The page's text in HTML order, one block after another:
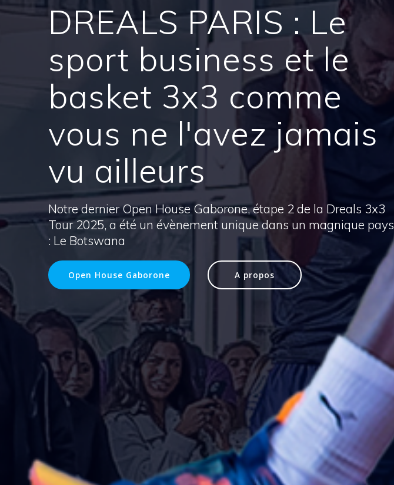
DREALS PARIS : Le
sport business et le
basket 3x3 comme
vous ne l'avez jamais
vu ailleurs
Notre dernier Open House Gaborone, étape 2 de la Dreals 3x3
Tour 2025, a été un évènement unique dans un magnique pays
: Le Botswana
Open House Gaborone A propos